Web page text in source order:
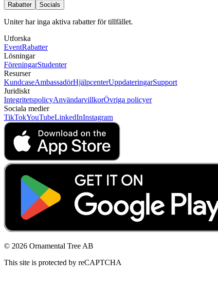
Rabatter Socials
Uniter har inga aktiva rabatter för tillfället.
Utforska
EventRabatter
Lösningar
FöreningarStudenter
Resurser
KundcaseAmbassadörHjälpcenterUppdateringarSupport
Juridiskt
IntegritetspolicyAnvändarvillkorÖvriga policyer
Sociala medier
TikTokYouTubeLinkedInInstagram
© 2026 Ornamental Tree AB
This site is protected by reCAPTCHA